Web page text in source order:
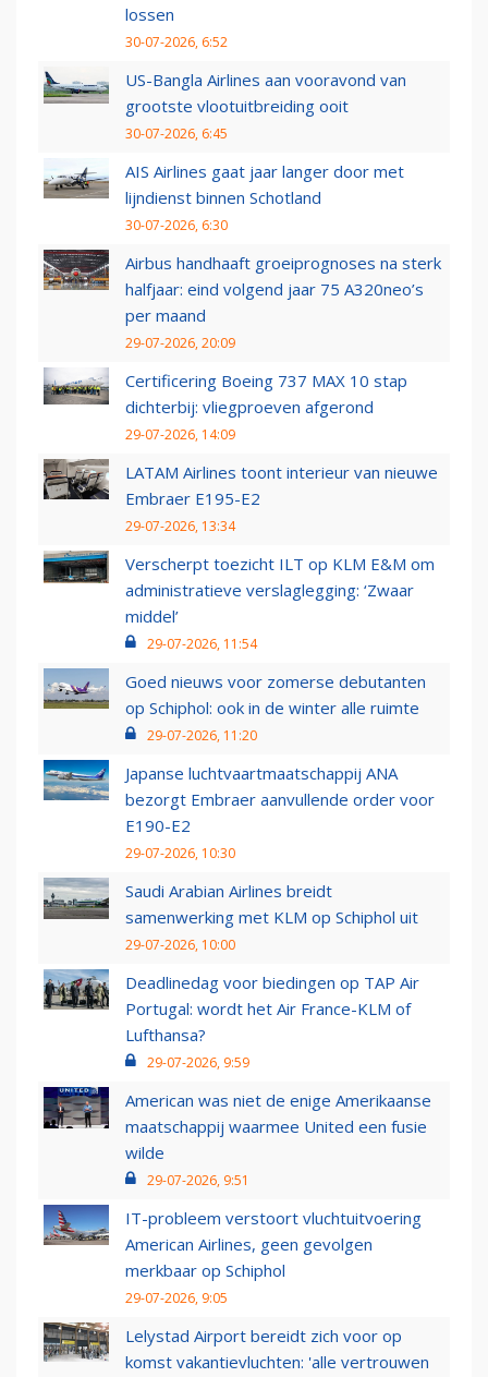
lossen
30-07-2026, 6:52
US-Bangla Airlines aan vooravond van
grootste vlootuitbreiding ooit
30-07-2026, 6:45
AIS Airlines gaat jaar langer door met
lijndienst binnen Schotland
30-07-2026, 6:30
Airbus handhaaft groeiprognoses na sterk
halfjaar: eind volgend jaar 75 A320neo’s
per maand
29-07-2026, 20:09
Certificering Boeing 737 MAX 10 stap
dichterbij: vliegproeven afgerond
29-07-2026, 14:09
LATAM Airlines toont interieur van nieuwe
Embraer E195-E2
29-07-2026, 13:34
Verscherpt toezicht ILT op KLM E&M om
administratieve verslaglegging: ‘Zwaar
middel’
29-07-2026, 11:54
Goed nieuws voor zomerse debutanten
op Schiphol: ook in de winter alle ruimte
29-07-2026, 11:20
Japanse luchtvaartmaatschappij ANA
bezorgt Embraer aanvullende order voor
E190-E2
29-07-2026, 10:30
Saudi Arabian Airlines breidt
samenwerking met KLM op Schiphol uit
29-07-2026, 10:00
Deadlinedag voor biedingen op TAP Air
Portugal: wordt het Air France-KLM of
Lufthansa?
29-07-2026, 9:59
American was niet de enige Amerikaanse
maatschappij waarmee United een fusie
wilde
29-07-2026, 9:51
IT-probleem verstoort vluchtuitvoering
American Airlines, geen gevolgen
merkbaar op Schiphol
29-07-2026, 9:05
Lelystad Airport bereidt zich voor op
komst vakantievluchten: 'alle vertrouwen